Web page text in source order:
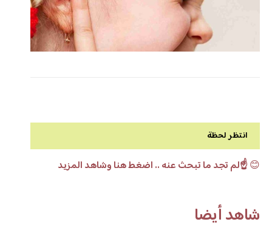
انتظر لحظة
😊☝️لم تجد ما تبحث عنه .. اضغط هنا وشاهد المزيد
شاهد أيضا